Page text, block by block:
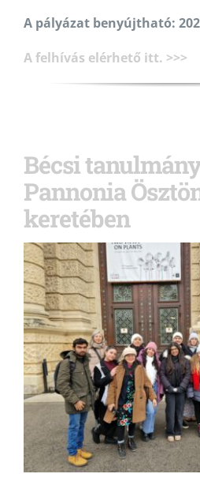
A pályázat benyújtható:
A felhívás elérhető itt. >>>
Bécsi
Pannonia
keretében